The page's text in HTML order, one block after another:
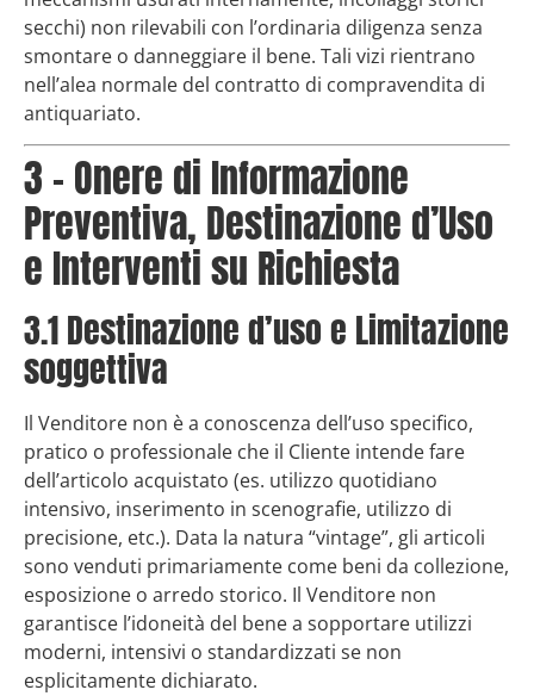
secchi) non rilevabili con l’ordinaria diligenza senza
smontare o danneggiare il bene. Tali vizi rientrano
nell’alea normale del contratto di compravendita di
antiquariato.
3 – Onere di Informazione
Preventiva, Destinazione d’Uso
e Interventi su Richiesta
3.1 Destinazione d’uso e Limitazione
soggettiva
Il Venditore non è a conoscenza dell’uso specifico,
pratico o professionale che il Cliente intende fare
dell’articolo acquistato (es. utilizzo quotidiano
intensivo, inserimento in scenografie, utilizzo di
precisione, etc.). Data la natura “vintage”, gli articoli
sono venduti primariamente come beni da collezione,
esposizione o arredo storico. Il Venditore non
garantisce l’idoneità del bene a sopportare utilizzi
moderni, intensivi o standardizzati se non
esplicitamente dichiarato.